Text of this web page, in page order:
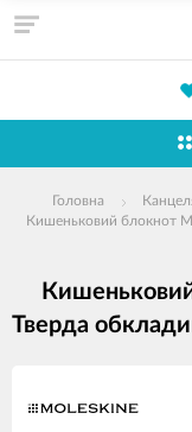
Головна
Кишеньковий блокнот
Тверда
продуктів